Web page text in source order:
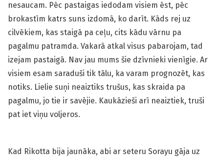
nesaucam. Pēc pastaigas iedodam visiem ēst, pēc
brokastīm katrs suns izdomā, ko darīt. Kāds rej uz
cilvēkiem, kas staigā pa ceļu, cits kādu vārnu pa
pagalmu patramda. Vakarā atkal visus pabarojam, tad
izejam pastaigā. Nav jau mums šie dzīvnieki vienīgie. Ar
visiem esam saraduši tik tālu, ka varam prognozēt, kas
notiks. Lielie suņi neaiztiks trušus, kas skraida pa
pagalmu, jo tie ir savējie. Kaukāzieši arī neaiztiek, truši
pat iet viņu voljeros.
Kad Rikotta bija jaunāka, abi ar seteru Sorayu gāja uz